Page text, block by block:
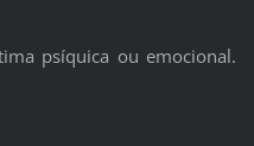
psíquica ou emocional.